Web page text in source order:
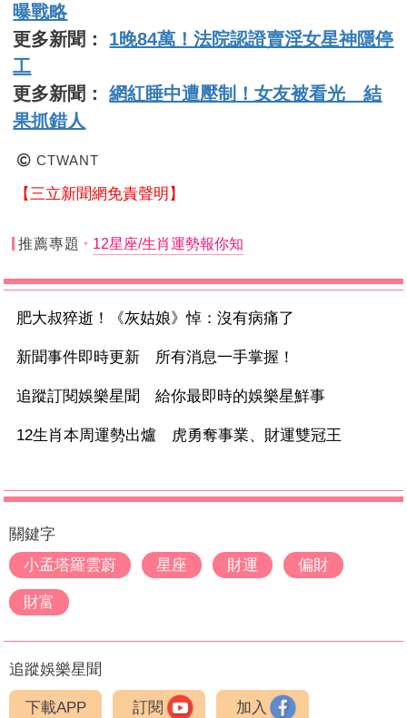
曝戰略
更多新聞： 1晚84萬！法院認證賣淫女星神隱停
工
更多新聞：網紅睡中遭壓制！女友被看光 結
果抓錯人
CTWANT
【三立新聞網免責聲明】
推薦專題 12星座/生肖運勢報你知
肥大叔猝逝！《灰姑娘》悼：沒有病痛了
新聞事件即時更新 所有消息一手掌握！
追蹤訂閱娛樂星聞 給你最即時的娛樂星鮮事
12生肖本周運勢出爐 虎勇奪事業、財運雙冠王
關鍵字
小孟塔羅雲蔚
星座 財運 偏財
財富
追蹤娛樂星聞
下載APP 訂閱 加入